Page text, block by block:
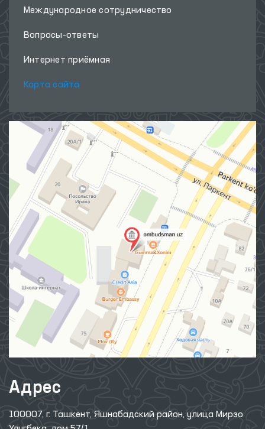
Международное сотрудничество
Вопросы-ответы
Интернет приёмная
Карта сайта
Адрес
100007, г. Ташкент, Яшнабадский район, улица Мирзо